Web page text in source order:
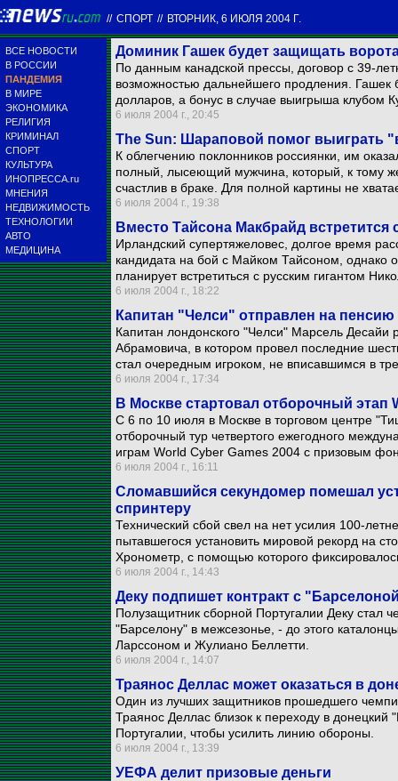
// СПОРТ // ВТОРНИК, 6 ИЮЛЯ 2004 Г.
ВСЕ НОВОСТИ
В РОССИИ
ПАНДЕМИЯ
В МИРЕ
ЭКОНОМИКА
РЕЛИГИЯ
КРИМИНАЛ
СПОРТ
КУЛЬТУРА
ИНОПРЕССА.ru
МНЕНИЯ
НЕДВИЖИМОСТЬ
ТЕХНОЛОГИИ
АВТО
МЕДИЦИНА
Доминик Гашек будет защищать
По данным канадской прессы, договор с 39-
возможностью дальнейшего продления. Гашек
долларов, а бонус в случае выигрыша клубом
6 июля 2004 г., 20:45
The Sun: Шараповой помог выиграть
К облегчению поклонников россиянки, им
полный, лысеющий мужчина, который, к тому
счастлив в браке. Для полной картины не
6 июля 2004 г., 19:38
Вместо Тайсона Макбрайд
Ирландский супертяжеловес, долгое время
кандидата на бой с Майком Тайсоном, однако
планирует встретиться с русским гигантом
6 июля 2004 г., 18:22
Капитан "Челси" отправлен на пенсию
Капитан лондонского "Челси" Марсель Десайи
Абрамовича, в котором провел последние
стал очередным игроком, не вписавшимся в
6 июля 2004 г., 17:34
В Москве стартовал отборочный этап
С 6 по 10 июля в Москве в торговом центре
отборочный тур четвертого ежегодного
играм World Cyber Games 2004 с призовым
6 июля 2004 г., 16:11
Сломавшийся секундомер помешал
спринтеру
Технический сбой свел на нет усилия 100-
пытавшегося установить мировой рекорд на
Хронометр, с помощью которого
6 июля 2004 г., 14:43
Деку подпишет контракт с
Полузащитник сборной Португалии Деку
"Барселону" в межсезонье, - до этого
Ларссоном и Жулиано Беллетти.
6 июля 2004 г., 14:07
Траянос Деллас может оказаться в
Один из лучших защитников прошедшего
Траянос Деллас близок к переходу в
Португалии, чтобы усилить линию обороны.
6 июля 2004 г., 13:39
УЕФА делит призовые деньги